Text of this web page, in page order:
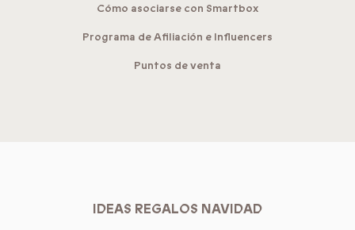
Cómo asociarse con Smartbox
Programa de Afiliación e Influencers
Puntos de venta
IDEAS REGALOS NAVIDAD